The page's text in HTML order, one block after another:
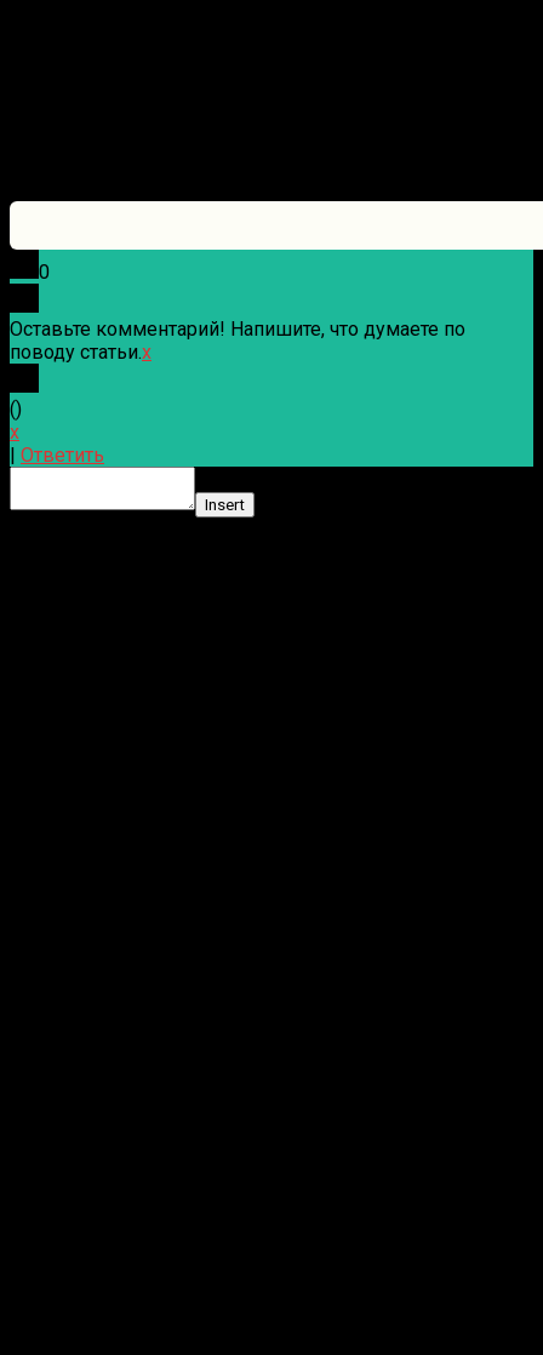
0
Оставьте комментарий! Напишите, что думаете по
поводу статьи.x
()
x
Ответить
Insert